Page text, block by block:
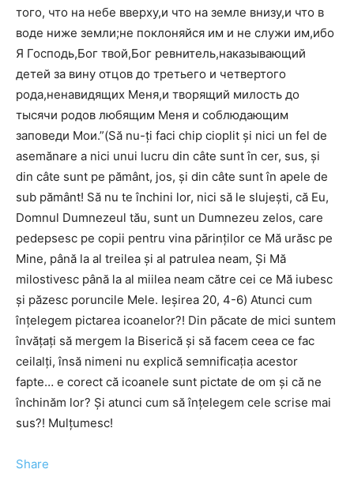
того, что на небе вверху,и что на земле внизу,и что в
воде ниже земли;не поклоняйся им и не служи им,ибо
Я Господь,Бог твой,Бог ревнитель,наказывающий
детей за вину отцов до третьего и четвертого
рода,ненавидящих Меня,и творящий милость до
тысячи родов любящим Меня и соблюдающим
заповеди Мои.”(Să nu-ţi faci chip cioplit şi nici un fel de
asemănare a nici unui lucru din câte sunt în cer, sus, şi
din câte sunt pe pământ, jos, şi din câte sunt în apele de
sub pământ! Să nu te închini lor, nici să le slujeşti, că Eu,
Domnul Dumnezeul tău, sunt un Dumnezeu zelos, care
pedepsesc pe copii pentru vina părinţilor ce Mă urăsc pe
Mine, până la al treilea şi al patrulea neam, Şi Mă
milostivesc până la al miilea neam către cei ce Mă iubesc
şi păzesc poruncile Mele. Ieşirea 20, 4-6) Atunci cum
înțelegem pictarea icoanelor?! Din păcate de mici suntem
învățați să mergem la Biserică și să facem ceea ce fac
ceilalți, însă nimeni nu explică semnificația acestor
fapte… e corect că icoanele sunt pictate de om și că ne
închinăm lor? Și atunci cum să înțelegem cele scrise mai
sus?! Mulțumesc!
Share